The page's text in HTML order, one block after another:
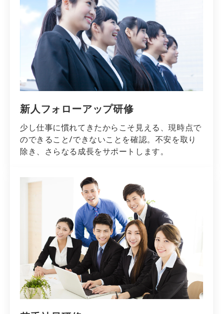
新人フォローアップ研修
少し仕事に慣れてきたからこそ見える、現時点で
のできること/できないことを確認。不安を取り
除き、さらなる成長をサポートします。